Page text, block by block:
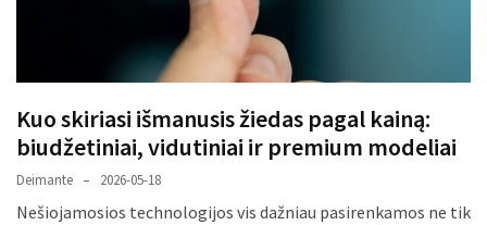
(20)
LAISVALAIKIS
(19)
Kuo skiriasi išmanusis žiedas pagal kainą:
biudžetiniai, vidutiniai ir premium modeliai
Deimante 2026-05-18
Nešiojamosios technologijos vis dažniau pasirenkamos ne tik